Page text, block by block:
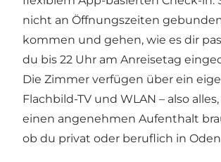
nicht an Öffnungszeiten
kommen und gehen, wie es dir
du bis 22 Uhr am Anreisetag
Die Zimmer verfügen über ein
Flachbild-TV und WLAN – also
einen angenehmen Aufenthalt
ob du privat oder beruflich in